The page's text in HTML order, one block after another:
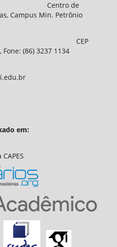
de
Campus Min. Petrônio
(86) 3237 1134
em: